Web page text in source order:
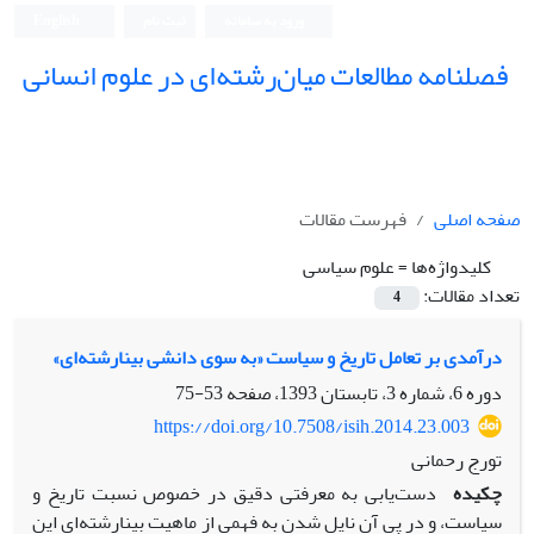
فصلنامه مطالعات میان‌رشته‌ای در علوم انسانی
صفحه اصلی
فهرست مقالات
کلیدواژه‌ها =علوم سیاسی
تعداد مقالات:
4
درآمدی بر تعامل تاریخ و سیاست «به سوی دانشی بینارشته‌ای»
دوره 6، شماره 3، تابستان 1393، صفحه
53-75
https://doi.org/10.7508/isih.2014.23.003
تورج رحمانی
چکیده دست‌یابی به معرفتی دقیق در خصوص نسبت تاریخ و
سیاست، و در پی آن نایل شدن به فهمی از ماهیت بینارشته‌ای این